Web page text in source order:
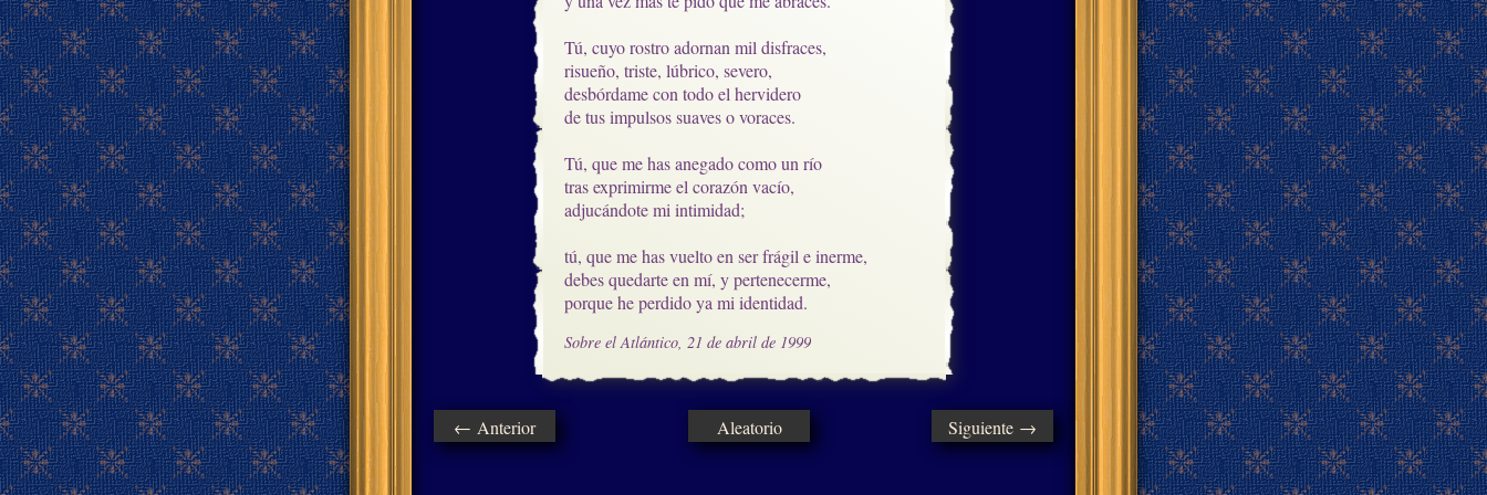
Tú, cuyo rostro adornan mil disfraces,
risueño, triste, lúbrico, severo,
desbórdame con todo el hervidero
de tus impulsos suaves o voraces.
Tú, que me has anegado como un río
tras exprimirme el corazón vacío,
adjucándote mi intimidad;
tú, que me has vuelto en ser frágil e inerme,
debes quedarte en mí, y pertenecerme,
porque he perdido ya mi identidad.
Sobre el Atlántico, 21 de abril de 1999
← Anterior Aleatorio Siguiente →